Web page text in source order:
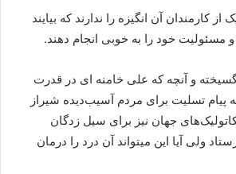
از کارمندان آن انگیزه را ندارند که بیایند
مسئولیت خود را به خوبی انجام دهند.
و آنچه که علی خامنه ای در قدرت
پیام تسلیت برای مردم آسیب‌دیده شیراز
جهان نیز برای سیل زدگان
ولی آیا این میتواند آن درد را درمان